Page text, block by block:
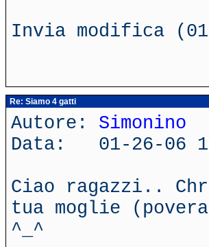
Invia modifica
Re: Siamo 4 gatti
Autore: Simonino
Data: 01-26-06
Ciao ragazzi..
tua moglie
^_^